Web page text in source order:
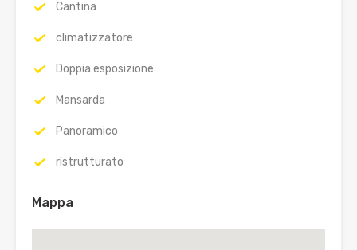
Cantina
climatizzatore
Doppia esposizione
Mansarda
Panoramico
ristrutturato
Mappa